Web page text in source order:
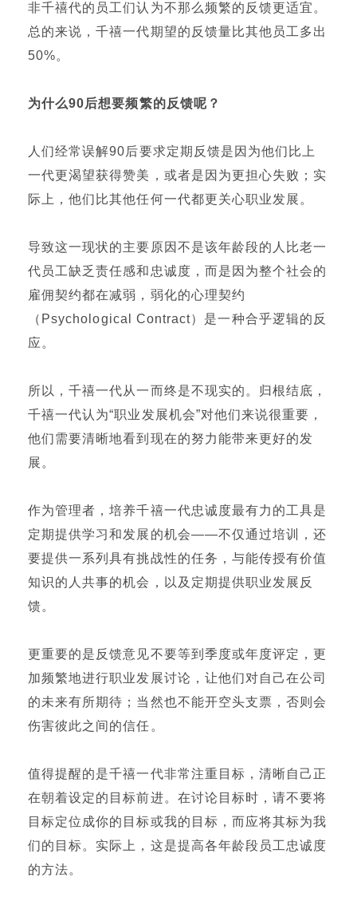
非千禧代的员工们认为不那么频繁的反馈更适宜。
总的来说，千禧一代期望的反馈量比其他员工多出
50%。
为什么90后想要频繁的反馈呢？
人们经常误解90后要求定期反馈是因为他们比上
一代更渴望获得赞美，或者是因为更担心失败；实
际上，他们比其他任何一代都更关心职业发展。
导致这一现状的主要原因不是该年龄段的人比老一
代员工缺乏责任感和忠诚度，而是因为整个社会的
雇佣契约都在减弱，弱化的心理契约
（Psychological Contract）是一种合乎逻辑的反
应。
所以，千禧一代从一而终是不现实的。归根结底，
千禧一代认为“职业发展机会”对他们来说很重要，
他们需要清晰地看到现在的努力能带来更好的发
展。
作为管理者，培养千禧一代忠诚度最有力的工具是
定期提供学习和发展的机会——不仅通过培训，还
要提供一系列具有挑战性的任务，与能传授有价值
知识的人共事的机会，以及定期提供职业发展反
馈。
更重要的是反馈意见不要等到季度或年度评定，更
加频繁地进行职业发展讨论，让他们对自己在公司
的未来有所期待；当然也不能开空头支票，否则会
伤害彼此之间的信任。
值得提醒的是千禧一代非常注重目标，清晰自己正
在朝着设定的目标前进。在讨论目标时，请不要将
目标定位成你的目标或我的目标，而应将其标为我
们的目标。实际上，这是提高各年龄段员工忠诚度
的方法。